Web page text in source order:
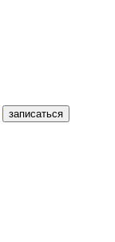
записаться